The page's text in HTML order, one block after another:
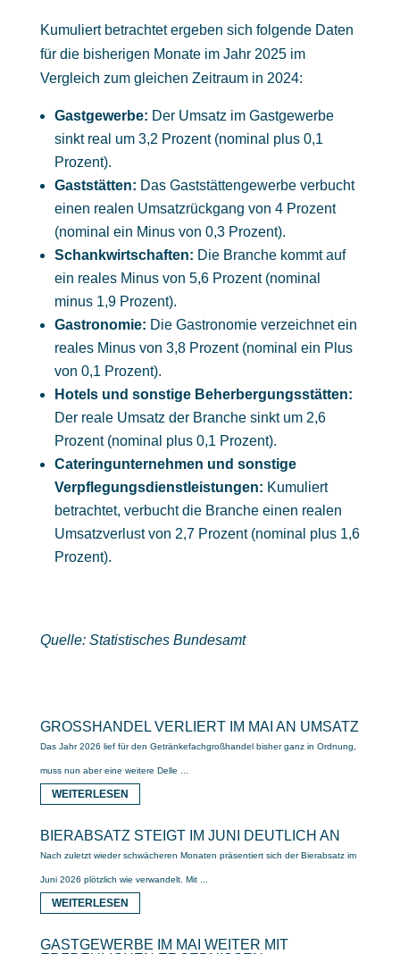
Kumuliert betrachtet ergeben sich folgende Daten
für die bisherigen Monate im Jahr 2025 im
Vergleich zum gleichen Zeitraum in 2024:
Gastgewerbe: Der Umsatz im Gastgewerbe
sinkt real um 3,2 Prozent (nominal plus 0,1
Prozent).
Gaststätten: Das Gaststättengewerbe verbucht
einen realen Umsatzrückgang von 4 Prozent
(nominal ein Minus von 0,3 Prozent).
Schankwirtschaften: Die Branche kommt auf
ein reales Minus von 5,6 Prozent (nominal
minus 1,9 Prozent).
Gastronomie: Die Gastronomie verzeichnet ein
reales Minus von 3,8 Prozent (nominal ein Plus
von 0,1 Prozent).
Hotels und sonstige Beherbergungsstätten:
Der reale Umsatz der Branche sinkt um 2,6
Prozent (nominal plus 0,1 Prozent).
Cateringunternehmen und sonstige
Verpflegungsdienstleistungen: Kumuliert
betrachtet, verbucht die Branche einen realen
Umsatzverlust von 2,7 Prozent (nominal plus 1,6
Prozent).
Quelle: Statistisches Bundesamt
GROSSHANDEL VERLIERT IM MAI AN UMSATZ
Das Jahr 2026 lief für den Getränkefachgroßhandel bisher ganz in Ordnung,
muss nun aber eine weitere Delle ...
WEITERLESEN
BIERABSATZ STEIGT IM JUNI DEUTLICH AN
Nach zuletzt wieder schwächeren Monaten präsentiert sich der Bierabsatz im
Juni 2026 plötzlich wie verwandelt. Mit ...
WEITERLESEN
GASTGEWERBE IM MAI WEITER MIT